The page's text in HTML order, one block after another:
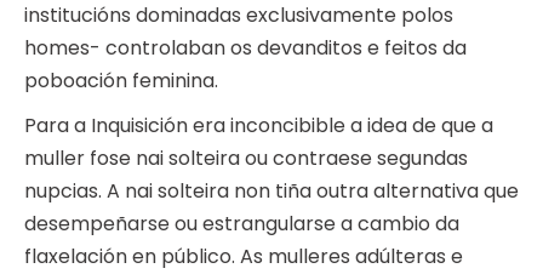
institucións dominadas exclusivamente polos
homes- controlaban os devanditos e feitos da
poboación feminina.
Para a Inquisición era inconcibible a idea de que a
muller fose nai solteira ou contraese segundas
nupcias. A nai solteira non tiña outra alternativa que
desempeñarse ou estrangularse a cambio da
flaxelación en público. As mulleres adúlteras e